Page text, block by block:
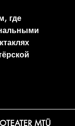
где
MTÜ